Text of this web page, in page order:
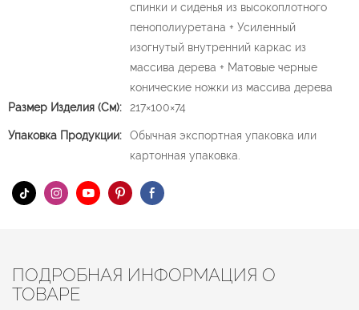
спинки и сиденья из высокоплотного
пенополиуретана + Усиленный
изогнутый внутренний каркас из
массива дерева + Матовые черные
конические ножки из массива дерева
Размер Изделия (см):
217×100×74
Упаковка Продукции:
Обычная экспортная упаковка или
картонная упаковка.
ПОДРОБНАЯ ИНФОРМАЦИЯ О
ТОВАРЕ